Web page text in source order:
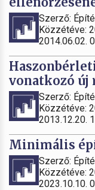
Szerző:
Közzétéve:
2014.06.02.
vonatkozó új
Szerző:
Közzétéve:
2013.12.20.
Minimális
Szerző:
Közzétéve:
2023.10.10.